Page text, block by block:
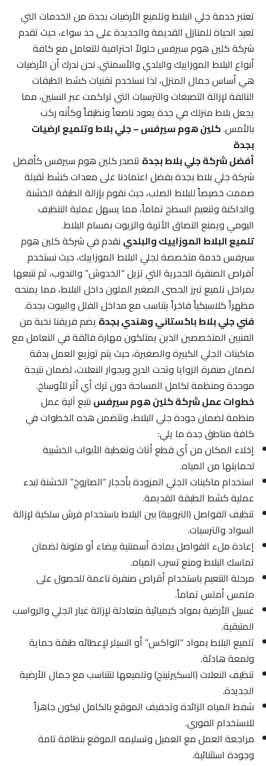
تعتبر خدمة جلي البلاط وتلميع الأرضيات بجدة من الخدمات التي
تعيد الحياة للمنازل القديمة والجديدة على حد سواء، حيث تقدم
شركة كلين هوم سيرفس حلولاً احترافية للتعامل مع كافة
أنواع البلاط الموزاييك والبلدي والأسمنتي. نحن ندرك أن الأرضيات
هي أساس جمال المنزل، لذا نستخدم تقنيات كشط الطبقات
التالفة لإزالة التصبغات والترسبات التي تراكمت عبر السنين، مما
يجعل بلاط منزلك في جدة يعود ناصعاً ونظيفاً وكأنه ركب
بالأمس.كلين هوم سيرفس – جلي بلاط وتلميع ارضيات
بجدة
أفضل شركة جلي بلاط بجدةتتصدر كلين هوم سيرفس كأفضل
شركة جلي بلاط بجدة بفضل اعتمادنا على معدات كشط ثقيلة
صممت خصيصاً للبلاط الصلب، حيث نقوم بإزالة الطبقة الخشنة
والداكنة وتنعيم السطح تماماً، مما يسهل عملية التنظيف
اليومي ويمنع التصاق الأتربة والزيوت بمسام البلاط.
تلميع البلاط الموزاييك والبلدينقدم في شركة كلين هوم
سيرفس خدمة متخصصة لجلي البلاط الموزاييك، حيث نستخدم
أقراص الصنفرة الحجرية التي تزيل “الخدوش” والندوب، ثم نتبعها
بمراحل تلميع تبرز الحصى الصغير الملون داخل البلاط، مما يمنحه
مظهراً كلاسيكياً فاخراً يتناسب مع مداخل الفلل والبيوت بجدة.
فني جلي بلاط باكستاني وهندي بجدةيضم فريقنا نخبة من
الفنيين المتخصصين الذين يمتلكون مهارة فائقة في التعامل مع
ماكينات الجلي الكبيرة والصغيرة، حيث يتم توزيع العمل بدقة
لضمان صنفرة الزوايا وتحت الدرج وبجوار النعلات، لضمان نتيجة
موحدة ومنظمة لكامل المساحة دون ترك أي أثر للأوساخ.
خطوات عمل شركة كلين هوم سيرفسنتبع آلية عمل
منظمة لضمان جودة جلي البلاط، وتتضمن هذه الخطوات في
كافة مناطق جدة ما يلي:
إخلاء المكان من أي قطع أثاث وتغطية الأبواب الخشبية
لحمايتها من المياه.
استخدام ماكينات الجلي المزودة بأحجار “الصاروخ” الخشنة لبدء
عملية كشط الطبقة القديمة.
تنظيف الفواصل (الترويبة) بين البلاط باستخدام فرش سلكية لإزالة
السواد والترسبات.
إعادة ملء الفواصل بمادة أسمنتية بيضاء أو ملونة لضمان
تماسك البلاط ومنع تسرب المياه.
مرحلة التنعيم باستخدام أقراص صنفرة ناعمة للحصول على
ملمس أملس تماماً.
غسيل الأرضية بمواد كيميائية متعادلة لإزالة غبار الجلي والرواسب
المتبقية.
تلميع البلاط بمواد “الواكس” أو السيلر لإعطائه طبقة حماية
ولمعة هادئة.
تنظيف النعلات (السكيرتينج) وتلميعها لتتناسب مع جمال الأرضية
الجديدة.
شفط المياه الزائدة وتجفيف الموقع بالكامل ليكون جاهزاً
للاستخدام الفوري.
مراجعة العمل مع العميل وتسليمه الموقع بنظافة تامة
وجودة استثنائية.